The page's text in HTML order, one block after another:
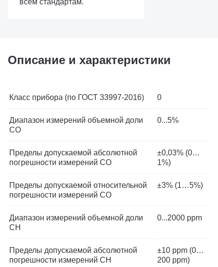
всем стандартам.
Описание и характеристики
Класс прибора (по ГОСТ 33997-2016) 0
Диапазон измерений объемной доли
СО
0...5%
Пределы допускаемой абсолютной
погрешности измерений СО
±0,03% (0…
1%)
Пределы допускаемой относительной
погрешности измерений СО
±3% (1…5%)
Диапазон измерений объемной доли
СН
0...2000 ppm
Пределы допускаемой абсолютной
погрешности измерений СН
±10 ppm (0…
200 ppm)